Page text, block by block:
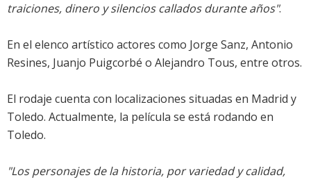
traiciones, dinero y silencios callados durante años".
En el elenco artístico actores como Jorge Sanz, Antonio
Resines, Juanjo Puigcorbé o Alejandro Tous, entre otros.
El rodaje cuenta con localizaciones situadas en Madrid y
Toledo. Actualmente, la película se está rodando en
Toledo.
"Los personajes de la historia, por variedad y calidad,